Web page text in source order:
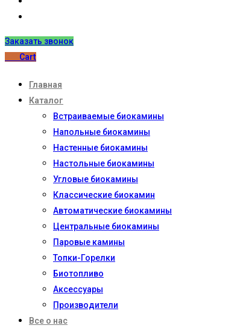
Заказать звонок
Cart
Главная
Каталог
Встраиваемые биокамины
Напольные биокамины
Настенные биокамины
Настoльные биокамины
Угловые биокамины
Классические биокамин
Автоматические биокамины
Центральные биокамины
Паровые камины
Топки-Горелки
Биотопливо
Аксессуары
Производители
Все о нас